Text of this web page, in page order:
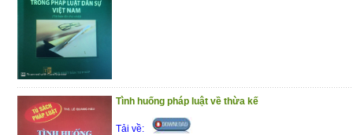
Tình huống pháp luật về thừa kế
Tải về: